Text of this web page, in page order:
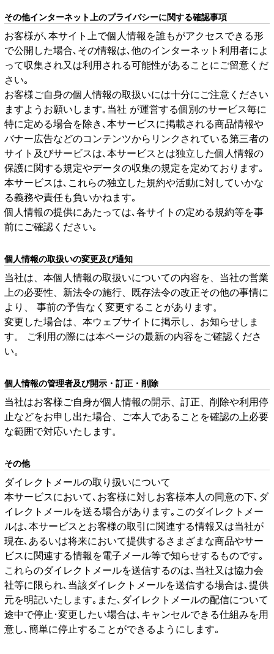
その他インターネット上のプライバシーに関する確認事項
お客様が､本サイト上で個人情報を誰もがアクセスできる形
で公開した場合､その情報は､他のインターネット利用者によ
って収集され又は利用される可能性があることにご留意くだ
さい｡
お客様ご自身の個人情報の取扱いには十分にご注意ください
ますようお願いします｡当社 が運営する個別のサービス毎に
特に定める場合を除き､本サービスに掲載される商品情報や
バナー広告などのコンテンツからリンクされている第三者の
サイト及びサービスは､本サービスとは独立した個人情報の
保護に関する規定やデータの収集の規定を定めております｡
本サービスは､これらの独立した規約や活動に対していかな
る義務や責任も負いかねます｡
個人情報の提供にあたっては､各サイトの定める規約等を事
前にご確認ください｡
個人情報の取扱いの変更及び通知
当社は、本個人情報の取扱いについての内容を、当社の営業
上の必要性、新法令の施行、既存法令の改正その他の事情に
より、 事前の予告なく変更することがあります。
変更した場合は、本ウェブサイトに掲示し、お知らせしま
す。 ご利用の際には本ページの最新の内容をご確認くださ
い。
個人情報の管理者及び開示・訂正・削除
当社はお客様ご自身が個人情報の開示、訂正、削除や利用停
止などをお申し出た場合、ご本人であることを確認の上必要
な範囲で対応いたします。
その他
ダイレクトメールの取り扱いについて
本サービスにおいて､お客様に対しお客様本人の同意の下､ダ
イレクトメールを送る場合があります｡このダイレクトメー
ルは､本サービスとお客様の取引に関連する情報又は当社が
現在､あるいは将来において提供するさまざまな商品やサー
ビスに関連する情報を電子メール等で知らせするものです｡
これらのダイレクトメールを送信するのは､当社又は協力会
社等に限られ､当該ダイレクトメールを送信する場合は､提供
元を明記いたします｡また､ダイレクトメールの配信について
途中で停止･変更したい場合は､キャンセルできる仕組みを用
意し､簡単に停止することができるようにします｡